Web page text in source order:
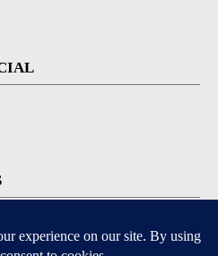
iOS and Android